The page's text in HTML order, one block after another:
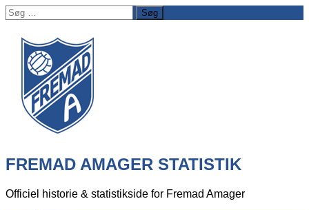
Søg
efter:
FREMAD AMAGER STATISTIK
Officiel historie & statistikside for Fremad Amager